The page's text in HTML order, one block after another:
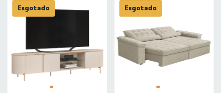
Esgotado Esgotado